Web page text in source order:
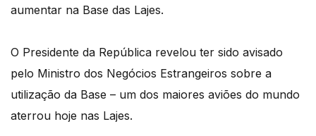
aumentar na Base das Lajes.
O Presidente da República revelou ter sido avisado
pelo Ministro dos Negócios Estrangeiros sobre a
utilização da Base – um dos maiores aviões do mundo
aterrou hoje nas Lajes.